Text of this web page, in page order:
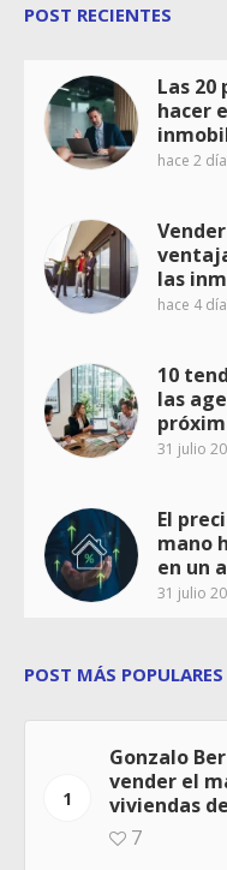
POST RECIENTES
Las
hacer
hace 2
las
hace 4
10
las
31 julio
El
mano
en un
31 julio
POST MÁS POPULARES
1
Gonzalo
vender el
viviendas
7